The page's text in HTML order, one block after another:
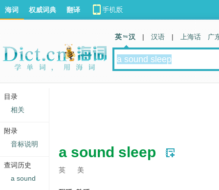
a sound sleep
英 美
海词 权威词典 翻译
英 汉 | 汉语 | 上海话 广
目录
相关
附录
音标说明
查词历史
a sound